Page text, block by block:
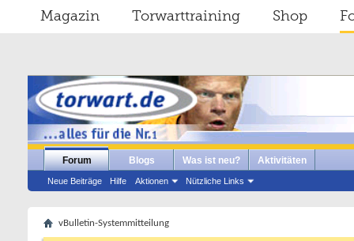
Magazin Torwarttraining Shop
Forum
Neue Beiträge Hilfe Aktionen Nützliche Links
Blogs Was ist neu? Aktivitäten
vBulletin-Systemmitteilung